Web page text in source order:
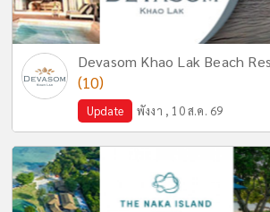
Devasom Khao Lak Beach
(10)
Update พังงา , 10 ส.ค. 69